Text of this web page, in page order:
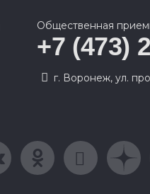
Общественная
+7 (473)
г. Воронеж, ул.